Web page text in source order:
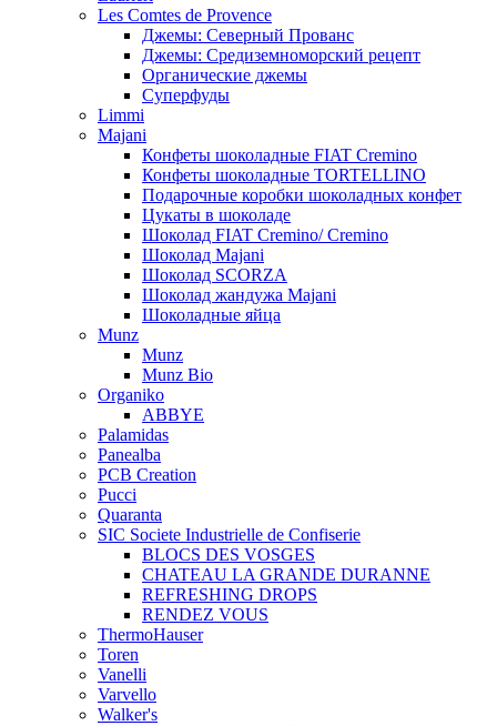
Les Comtes de Provence
Джемы: Северный Прованс
Джемы: Средиземноморский рецепт
Органические джемы
Суперфуды
Limmi
Majani
Конфеты шоколадные FIAT Cremino
Конфеты шоколадные TORTELLINO
Подарочные коробки шоколадных конфет
Цукаты в шоколаде
Шоколад FIAT Cremino/ Cremino
Шоколад Majani
Шоколад SCORZA
Шоколад жандужа Majani
Шоколадные яйца
Munz
Munz
Munz Bio
Organiko
ABBYE
Palamidas
Panealba
PCB Creation
Pucci
Quaranta
SIC Societe Industrielle de Confiserie
BLOCS DES VOSGES
CHATEAU LA GRANDE DURANNE
REFRESHING DROPS
RENDEZ VOUS
ThermoHauser
Toren
Vanelli
Varvello
Walker's